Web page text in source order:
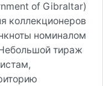
of Gibraltar)
коллекционеров
номиналом
тираж